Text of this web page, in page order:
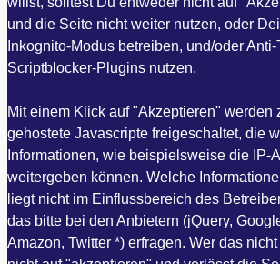
und die Seite nicht weiter nutzen, oder
Inkognito-Modus betreiben, und/oder
Scriptblocker-Plugins nutzen.
Mit einem Klick auf "Akzeptieren" werden
gehostete Javascripte freigeschaltet, die
Informationen, wie beispielsweise die IP-
weitergeben können. Welche
liegt nicht im Einflussbereich des
das bitte bei den Anbietern (jQuery,
Amazon, Twitter *) erfragen. Wer das